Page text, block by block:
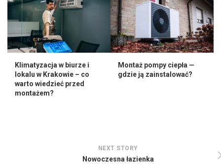
Klimatyzacja w biurze i
lokalu w Krakowie – co
warto wiedzieć przed
montażem?
Montaż pompy ciepła —
gdzie ją zainstalować?
NEXT STORY
Nowoczesna łazienka